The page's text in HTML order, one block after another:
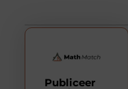
Publiceer